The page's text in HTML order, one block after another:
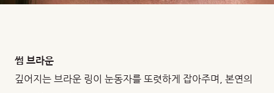
썸 브라운
깊어지는 브라운 링이 눈동자를 또렷하게 잡아주며, 본연의